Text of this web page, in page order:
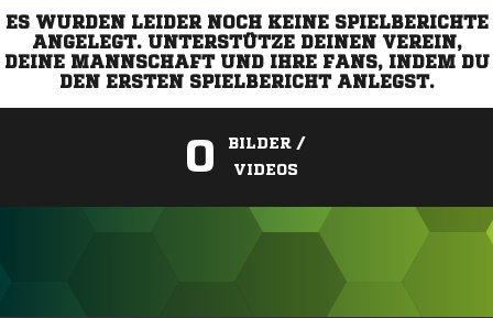
ES WURDEN LEIDER NOCH KEINE SPIELBERICHTE
ANGELEGT. UNTERSTÜTZE DEINEN VEREIN,
DEINE MANNSCHAFT UND IHRE FANS, INDEM DU
DEN ERSTEN SPIELBERICHT ANLEGST.
0
BILDER /
VIDEOS